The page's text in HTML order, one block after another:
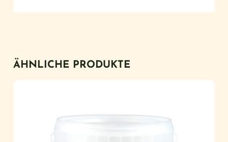
ÄHNLICHE PRODUKTE